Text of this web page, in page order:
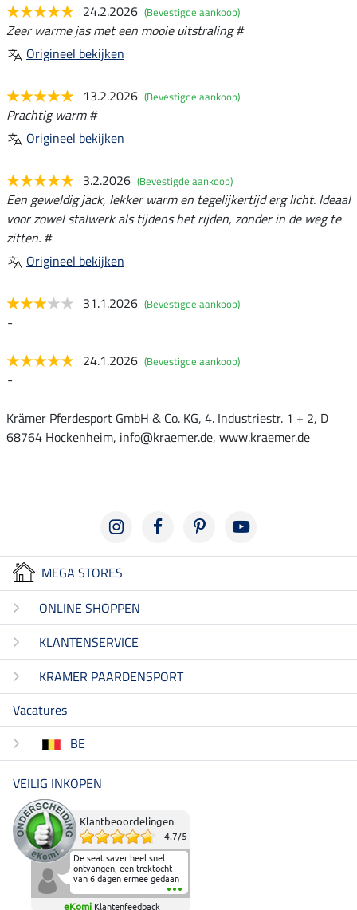
24.2.2026 (Bevestigde aankoop)
Zeer warme jas met een mooie uitstraling #
Origineel bekijken
13.2.2026 (Bevestigde aankoop)
Prachtig warm #
Origineel bekijken
3.2.2026 (Bevestigde aankoop)
Een geweldig jack, lekker warm en tegelijkertijd erg licht. Ideaal
voor zowel stalwerk als tijdens het rijden, zonder in de weg te
zitten. #
Origineel bekijken
31.1.2026 (Bevestigde aankoop)
-
24.1.2026 (Bevestigde aankoop)
-
Krämer Pferdesport GmbH & Co. KG, 4. Industriestr. 1 + 2, D
68764 Hockenheim, info@kraemer.de, www.kraemer.de
MEGA STORES
ONLINE SHOPPEN
KLANTENSERVICE
KRAMER PAARDENSPORT
Vacatures
BE
VEILIG INKOPEN
Klantbeoordelingen
4.7/5
De seat saver heel snel
ontvangen, een trektocht
van 6 dagen ermee gedaan
en deze heeft de beproeving
fantastisch doorstaan.
eKomi Klantenfeedback